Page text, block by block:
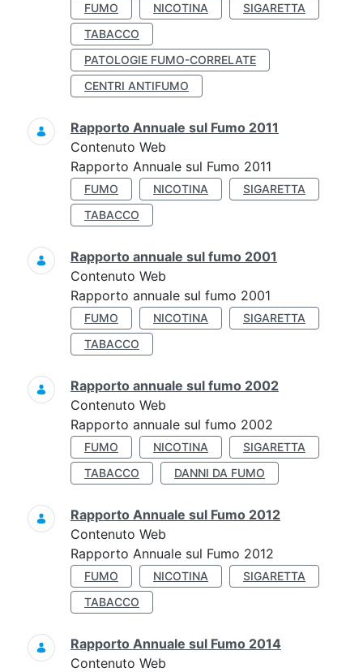
FUMO NICOTINA
SIGARETTA
TABACCO
PATOLOGIE FUMO-CORRELATE
CENTRI ANTIFUMO
Rapporto Annuale sul Fumo 2011
Contenuto Web
Rapporto Annuale sul Fumo 2011
FUMO NICOTINA
SIGARETTA
TABACCO
Rapporto annuale sul fumo 2001
Contenuto Web
Rapporto annuale sul fumo 2001
FUMO NICOTINA
SIGARETTA
TABACCO
Rapporto annuale sul fumo 2002
Contenuto Web
Rapporto annuale sul fumo 2002
FUMO NICOTINA
SIGARETTA
TABACCO
DANNI DA FUMO
Rapporto Annuale sul Fumo 2012
Contenuto Web
Rapporto Annuale sul Fumo 2012
FUMO NICOTINA
SIGARETTA
TABACCO
Rapporto Annuale sul Fumo 2014
Contenuto Web